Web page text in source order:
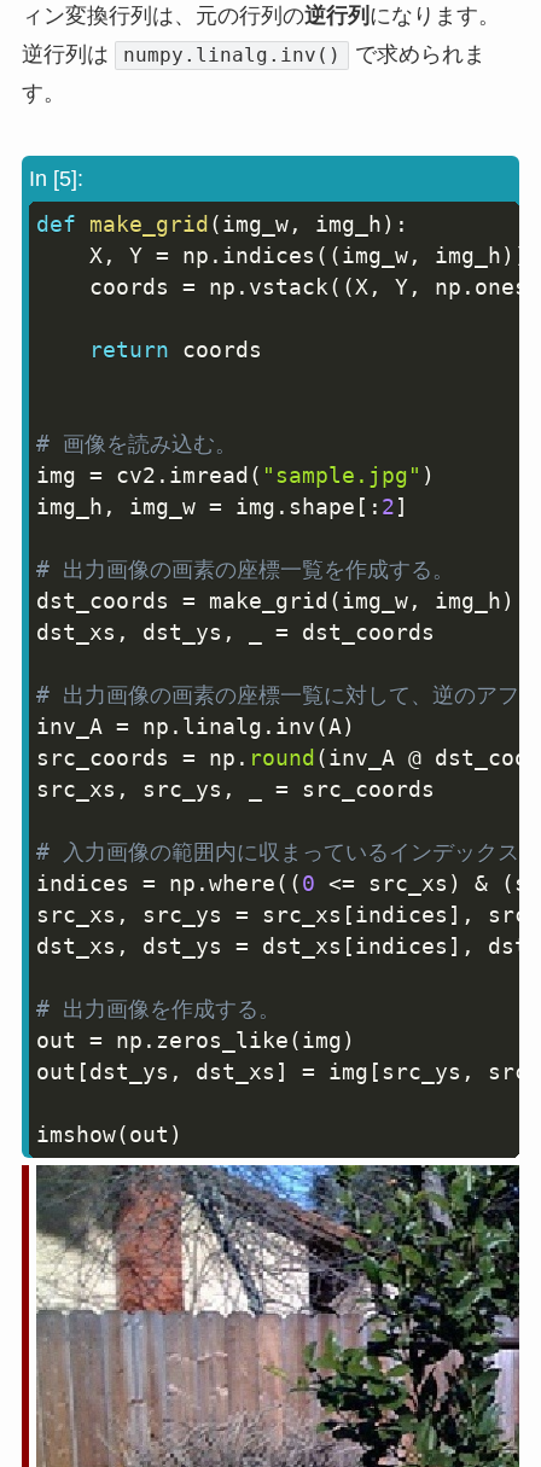
ィン変換行列は、元の行列の逆行列 になります。
逆行列は
numpy.linalg.inv()
で求められま
す。
In [5]:
def make_grid (img_w, img_h) :
    X
, Y = np . indices ( (img_w, img_h) )
    coords
= np . vstack( (X, Y, np .
return coords
# 画像を読み込む。
img = cv2 . imread ( "sample.jpg" )
img_h , img_w = img . shape [ : 2]
# 出力画像の画素の座標一覧を作成する。
dst_coords = make_grid (img_w, img_h)
dst_xs , dst_ys , = dst_coords
# 出力画像の画素の座標一覧に対して、逆のアフ
inv_A = np . linalg . inv(A)
src_coords = np . round (inv_A @
src_xs , src_ys , = src_coords
# 入力画像の範囲内に収まっているインデックス
indices = np .where( (0 <= src_xs ) & (
src_xs , src_ys = src_xs [indices ] ,
dst_xs , dst_ys = dst_xs [indices ] ,
# 出力画像を作成する。
out = np . zeros_like(img)
out [dst_ys , dst_xs ] = img [src_ys ,
imshow(out )